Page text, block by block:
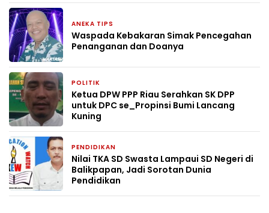
ANEKA TIPS
Waspada Kebakaran Simak Pencegahan
Penanganan dan Doanya
POLITIK
Ketua DPW PPP Riau Serahkan SK DPP
untuk DPC se_Propinsi Bumi Lancang
Kuning
PENDIDIKAN
Nilai TKA SD Swasta Lampaui SD Negeri di
Balikpapan, Jadi Sorotan Dunia
Pendidikan